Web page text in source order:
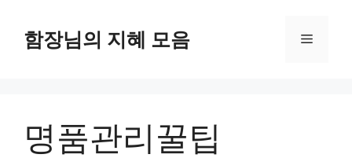
함장님의 지혜 모음 메
명품관리꿀팁